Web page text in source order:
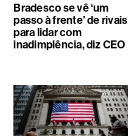
Bradesco se vê ‘um
passo à frente’ de rivais
para lidar com
inadimplência, diz CEO